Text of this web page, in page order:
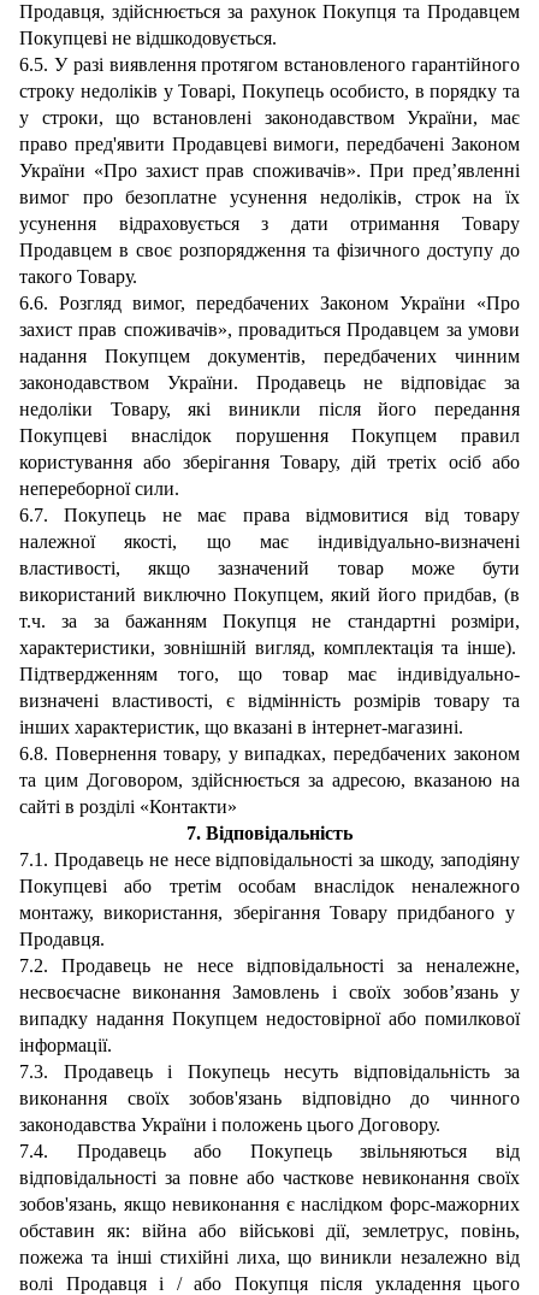
Продавця, здійснюється за рахунок Покупця та Продавцем
Покупцеві не відшкодовується.
6.5. У разі виявлення протягом встановленого гарантійного
строку недоліків у Товарі, Покупець особисто, в порядку та
у строки, що встановлені законодавством України, має
право пред'явити Продавцеві вимоги, передбачені Законом
України «Про захист правспоживачів». При пред’явленні
вимог про безоплатне усунення недоліків, строк на їх
усунення відраховується з дати отримання Товару
Продавцем в своє розпорядження та фізичного доступу до
такого Товару.
6.6. Розгляд вимог, передбачених Законом України «Про
захист прав споживачів», провадиться Продавцем за умови
надання Покупцем документів, передбачених чинним
законодавством України. Продавець не відповідає за
недоліки Товару, які виникли після його передання
Покупцеві внаслідок порушення Покупцем правил
користування або зберігання Товару, дій третіх осіб або
непереборної сили.
6.7. Покупець не має права відмовитися від товару
належної якості, що має індивідуально-визначені
властивості, якщо зазначений товар може бути
використаний виключно Покупцем, який його придбав, (в
т.ч. за за бажанням Покупця не стандартні розміри,
характеристики, зовнішній вигляд, комплектація та інше).
Підтвердженням того, що товар має індивідуально-
визначені властивості, є відмінність розмірів товару та
інших характеристик, що вказані в інтернет-магазині.
6.8. Повернення товару, у випадках, передбачених законом
та цим Договором, здійснюється за адресою, вказаною на
сайті в розділі «Контакти»
7. Відповідальність
7.1. Продавець не несе відповідальності за шкоду, заподіяну
Покупцеві або третім особам внаслідок неналежного
монтажу, використання, зберіганняТовару придбаного у
Продавця.
7.2.
Продавець не несе відповідальності за неналежне,
несвоєчасне виконання Замовлень і своїхзобов’язань у
випадку надання Покупцем недостовірної або помилкової
інформації.
7.3.
Продавець і Покупець несуть відповідальність за
виконання своїх зобов'язань відповідно до чинного
законодавства України і положень цього Договору.
7.4.
Продавець або Покупець звільняються від
відповідальності за повне або часткове невиконання своїх
зобов'язань, якщо невиконання є наслідком форс-мажорних
обставин як: війна або військові дії, землетрус, повінь,
пожежа та інші стихійні лиха, що виникли незалежно від
волі Продавця і / або Покупця після укладення цього